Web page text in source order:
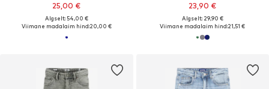
25,00 €
Algselt: 54,00 €
Viimane madalaim hind:20,00 €
23,90 €
Algselt: 29,90 €
Viimane madalaim hind:21,51 €